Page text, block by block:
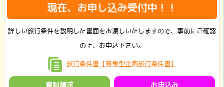
現在、お申し込み受付中！！
詳しい旅行条件を説明した書面をお渡しいたしますので、事前にご確認
の上、お申込下さい。
旅行条件書【募集型企画旅行条件書】
資料請求 お申込み